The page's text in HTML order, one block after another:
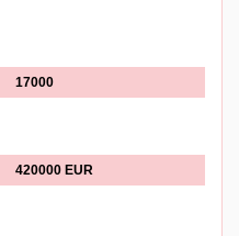
17000
420000 EUR